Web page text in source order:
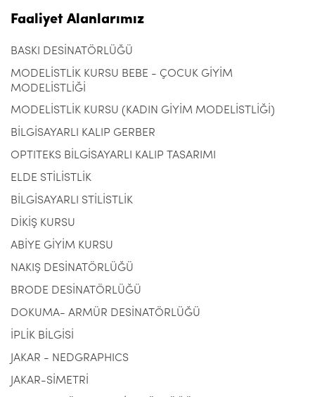
Faaliyet Alanlarımız
BASKI DESİNATÖRLÜĞÜ
MODELİSTLİK KURSU BEBE - ÇOCUK GİYİM
MODELİSTLİĞİ
MODELİSTLİK KURSU (KADIN GİYİM MODELİSTLİĞİ)
BİLGİSAYARLI KALIP GERBER
OPTITEKS BİLGİSAYARLI KALIP TASARIMI
ELDE STİLİSTLİK
BİLGİSAYARLI STİLİSTLİK
DİKİŞ KURSU
ABİYE GİYİM KURSU
NAKIŞ DESİNATÖRLÜĞÜ
BRODE DESİNATÖRLÜĞÜ
DOKUMA- ARMÜR DESİNATÖRLÜĞÜ
İPLİK BİLGİSİ
JAKAR - NEDGRAPHICS
JAKAR-SİMETRİ